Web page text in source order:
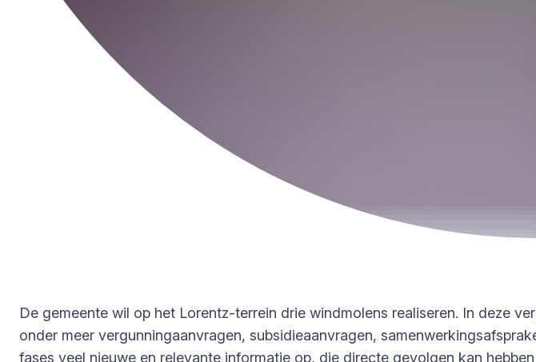
De gemeente wil op het Lorentz-terrein drie windmolens realiseren. In deze
onder meer vergunningaanvragen, subsidieaanvragen,
fases veel nieuwe en relevante informatie op, die directe gevolgen kan